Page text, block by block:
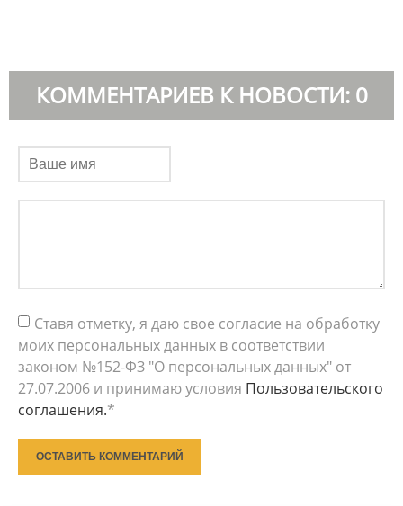
КОММЕНТАРИЕВ К НОВОСТИ: 0
Ставя отметку, я даю свое согласие на обработку
моих персональных данных в соответствии
законом №152-ФЗ "О персональных данных" от
27.07.2006 и принимаю условия Пользовательского
соглашения.*
ОСТАВИТЬ КОММЕНТАРИЙ